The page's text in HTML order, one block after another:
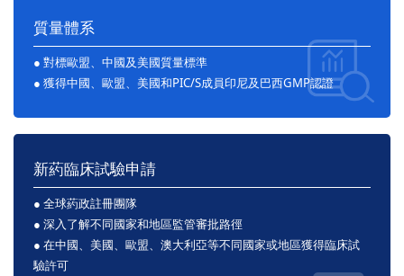
質量體系
● 對標歐盟、中國及美國質量標準
● 獲得中國、歐盟、美國和PIC/S成員印尼及巴西GMP認證
新葯臨床試驗申請
● 全球葯政註冊團隊
● 深入了解不同國家和地區監管審批路徑
● 在中國、美國、歐盟、澳大利亞等不同國家或地區獲得臨床試
驗許可